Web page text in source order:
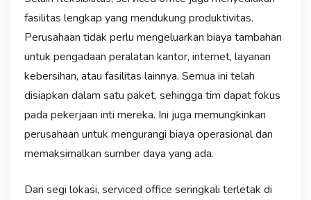
fasilitas lengkap yang mendukung produktivitas.
Perusahaan tidak perlu mengeluarkan biaya tambahan
untuk pengadaan peralatan kantor, internet, layanan
kebersihan, atau fasilitas lainnya. Semua ini telah
disiapkan dalam satu paket, sehingga tim dapat fokus
pada pekerjaan inti mereka. Ini juga memungkinkan
perusahaan untuk mengurangi biaya operasional dan
memaksimalkan sumber daya yang ada.
Dari segi lokasi, serviced office seringkali terletak di